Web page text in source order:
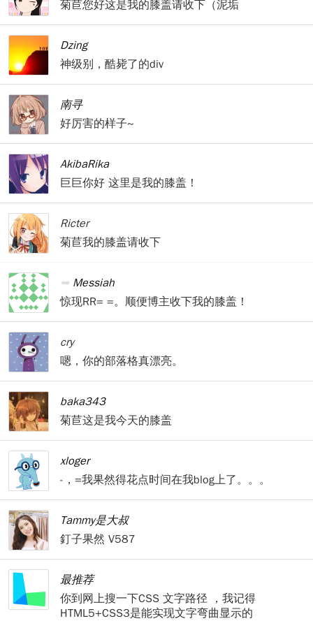
菊苣您好这是我的膝盖请收下（泥垢
Dzing
神级别，酷毙了的div
南寻
好厉害的样子~
AkibaRika
巨巨你好 这里是我的膝盖！
Ricter
菊苣我的膝盖请收下
Messiah
惊现RR= =。顺便博主收下我的膝盖！
cry
嗯，你的部落格真漂亮。
baka343
菊苣这是我今天的膝盖
xloger
-，=我果然得花点时间在我blog上了。。。
Tammy是大叔
釘子果然 V587
最推荐
你到网上搜一下CSS 文字路径 ，我记得
HTML5+CSS3是能实现文字弯曲显示的